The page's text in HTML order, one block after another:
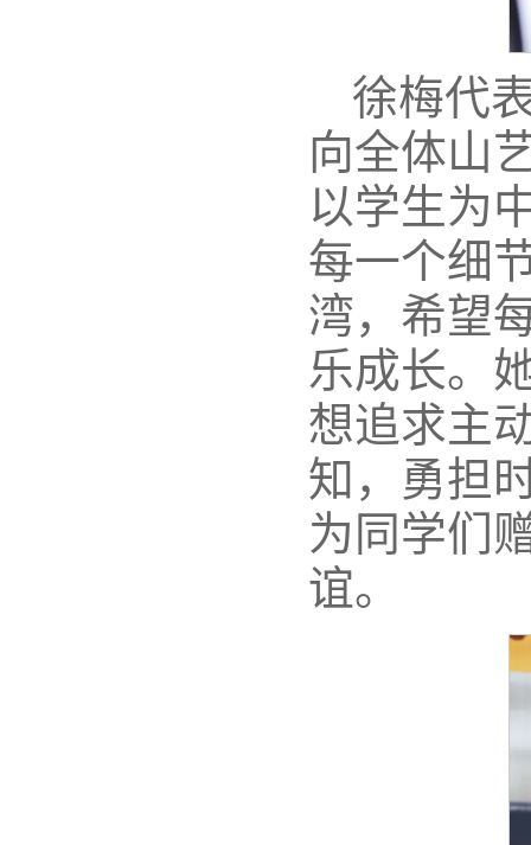
徐梅代
向全体山
以学生为
每一个细
湾，希望
乐成长。
想追求主
知，勇担
为同学们
谊。